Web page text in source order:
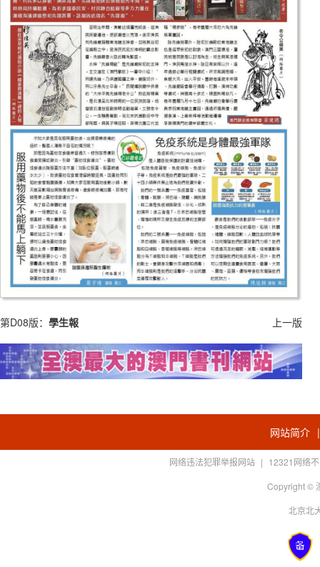
第D08版： 學生報 上一版
网站简介
网络违法犯罪举报网站 | 12321网络
Copyright ©
北京北